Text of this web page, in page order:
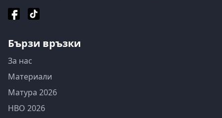
Бързи връзки
За нас
Материали
Матура 2026
НВО 2026